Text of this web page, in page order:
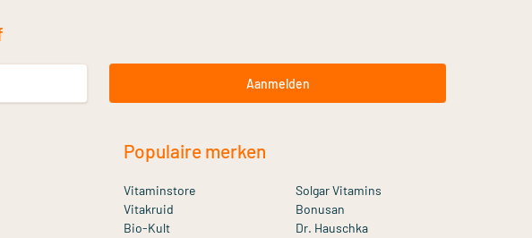
Aanmelden
Populaire merken
Vitaminstore
Solgar Vitamins
Vitakruid
Bonusan
Bio-Kult
Dr. Hauschka